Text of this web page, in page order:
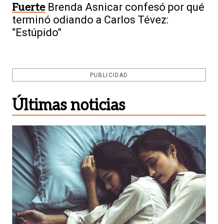
Fuerte Brenda Asnicar confesó por qué
terminó odiando a Carlos Tévez:
"Estúpido"
PUBLICIDAD
Últimas noticias